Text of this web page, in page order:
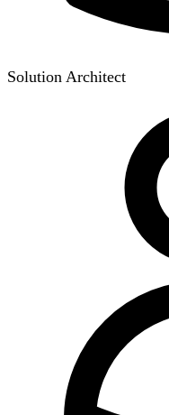
Solution Architect